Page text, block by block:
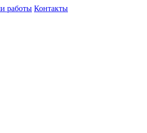
работы Контакты